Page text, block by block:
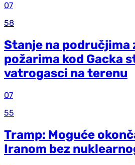
07
58
Stanje na područjima
požarima kod Gacka
vatrogasci na terenu
07
55
Tramp: Moguće
Iranom bez